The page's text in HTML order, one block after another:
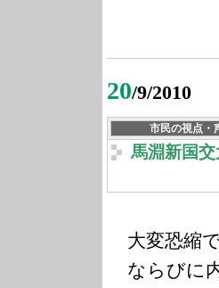
20/9/2010
市民の視点・
馬淵新国
大変恐縮
ならびに